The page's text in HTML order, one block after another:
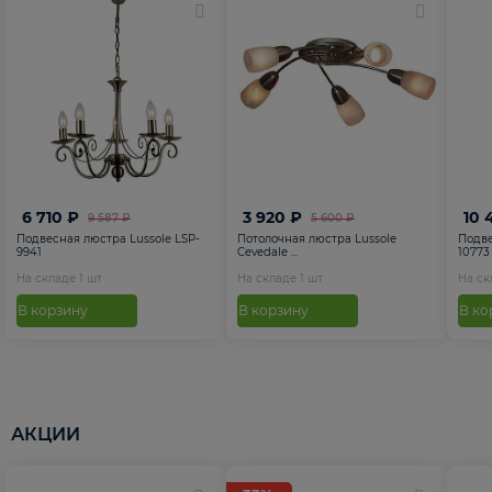
9 587 ₽
6 710 ₽
Подвесная люстра Lussole LSP-
9941
На складе 1 шт
В корзину
5 600 ₽
3 920 ₽
Потолочная люстра Lussole
Cevedale ...
На складе 1 шт
В корзину
10
10773
На
В
АКЦИИ